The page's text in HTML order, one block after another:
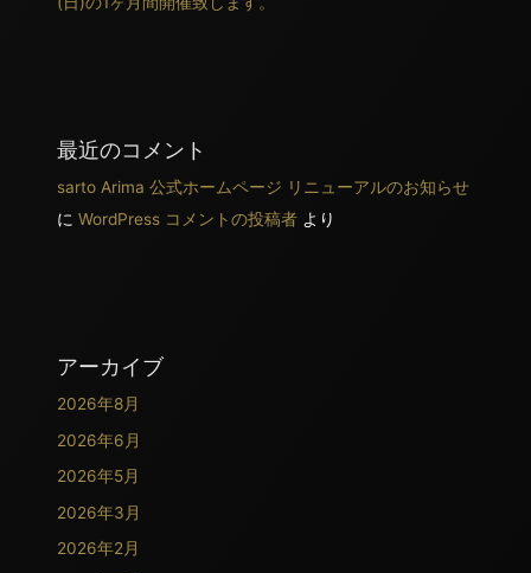
最近のコメント
sarto Arima 公式ホームページ リニューアルのお知らせ
にWordPress コメントの投稿者 より
アーカイブ
2026年8月
2026年6月
2026年5月
2026年3月
2026年2月